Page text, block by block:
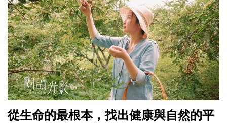
從生命的最根本，找出健康與自然的平